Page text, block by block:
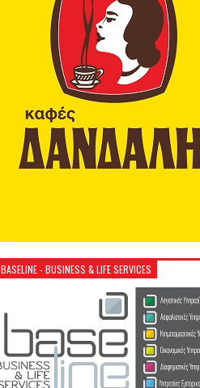
BASELINE - BUSINESS & LIFE SERVICES